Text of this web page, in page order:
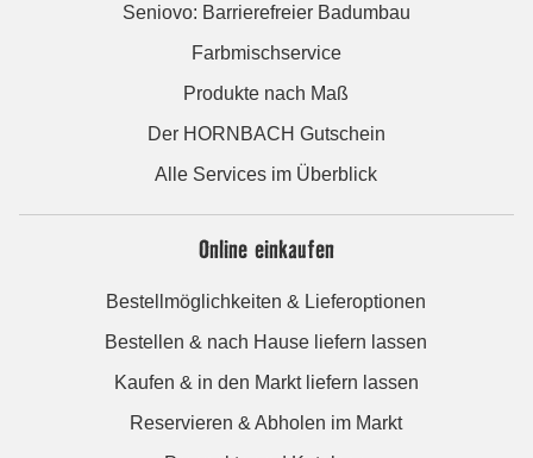
Seniovo: Barrierefreier Badumbau
Farbmischservice
Produkte nach Maß
Der HORNBACH Gutschein
Alle Services im Überblick
Online einkaufen
Bestellmöglichkeiten & Lieferoptionen
Bestellen & nach Hause liefern lassen
Kaufen & in den Markt liefern lassen
Reservieren & Abholen im Markt